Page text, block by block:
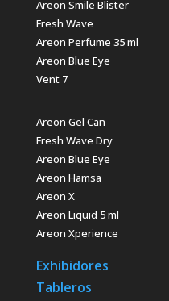
Areon Smile Blister
Fresh Wave
Areon Perfume 35 ml
Areon Blue Eye
Vent 7
Areon Gel Can
Fresh Wave Dry
Areon Blue Eye
Areon Hamsa
Areon X
Areon Liquid 5 ml
Areon Xperience
Exhibidores
Tableros